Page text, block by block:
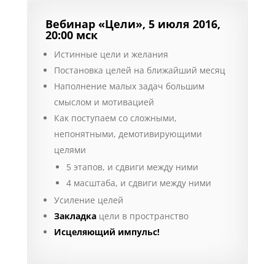
Вебинар «Цели», 5 июля 2016,
20:00 мск
Истинные цели и желания
Постановка целей на ближайший месяц
Наполнение малых задач большим
смыслом и мотивацией
Как поступаем со сложными,
непонятными, демотивирующими
целями
5 этапов, и сдвиги между ними
4 масштаба, и сдвиги между ними
Усиление целей
Закладкацели в пространство
Исцеляющий импульс!